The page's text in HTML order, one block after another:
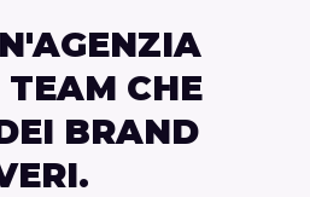
CHE
BRAND